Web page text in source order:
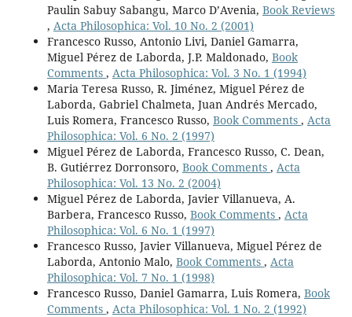
Paulin Sabuy Sabangu, Marco D’Avenia, Book Reviews
, Acta Philosophica: Vol. 10 No. 2 (2001)
Francesco Russo, Antonio Livi, Daniel Gamarra,
Miguel Pérez de Laborda, J.P. Maldonado, Book
Comments , Acta Philosophica: Vol. 3 No. 1 (1994)
Maria Teresa Russo, R. Jiménez, Miguel Pérez de
Laborda, Gabriel Chalmeta, Juan Andrés Mercado,
Luis Romera, Francesco Russo, Book Comments , Acta
Philosophica: Vol. 6 No. 2 (1997)
Miguel Pérez de Laborda, Francesco Russo, C. Dean,
B. Gutiérrez Dorronsoro, Book Comments , Acta
Philosophica: Vol. 13 No. 2 (2004)
Miguel Pérez de Laborda, Javier Villanueva, A.
Barbera, Francesco Russo, Book Comments , Acta
Philosophica: Vol. 6 No. 1 (1997)
Francesco Russo, Javier Villanueva, Miguel Pérez de
Laborda, Antonio Malo, Book Comments , Acta
Philosophica: Vol. 7 No. 1 (1998)
Francesco Russo, Daniel Gamarra, Luis Romera, Book
Comments , Acta Philosophica: Vol. 1 No. 2 (1992)